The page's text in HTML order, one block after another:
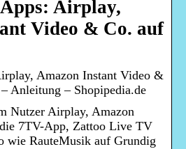
Airplay,
Video & Co. auf
Amazon Instant Video &
Anleitung – Shopipedia.de
Nutzer Airplay, Amazon
7TV-App, Zattoo Live TV
wie RauteMusik auf Grundig